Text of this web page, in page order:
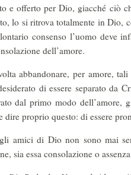
e offerto per Dio, giacché ciò
lo si ritrova totalmente in Dio,
consenso l’uomo deve
dell’amore.
abbandonare, per amore,
di essere separato da
dal primo modo
dire proprio questo: di essere
amici di Dio non sono mai
sia essa consolazione o